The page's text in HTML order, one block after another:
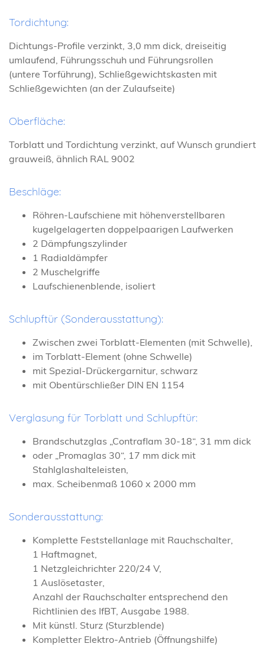
Tordichtung:
Dichtungs-Profile verzinkt, 3,0 mm dick, dreiseitig
umlaufend, Führungsschuh und Führungsrollen
(untere Torführung), Schließgewichtskasten mit
Schließgewichten (an der Zulaufseite)
Oberfläche:
Torblatt und Tordichtung verzinkt, auf Wunsch grundiert
grauweiß, ähnlich RAL 9002
Beschläge:
Röhren-Laufschiene mit höhenverstellbaren
kugelgelagerten doppelpaarigen Laufwerken
2 Dämpfungszylinder
1 Radialdämpfer
2 Muschelgriffe
Laufschienenblende, isoliert
Schlupftür (Sonderausstattung):
Zwischen zwei Torblatt-Elementen (mit Schwelle),
im Torblatt-Element (ohne Schwelle)
mit Spezial-Drückergarnitur, schwarz
mit Obentürschließer DIN EN 1154
Verglasung für Torblatt und Schlupftür:
Brandschutzglas „Contraflam 30-18“, 31 mm dick
oder „Promaglas 30“, 17 mm dick mit
Stahlglashalteleisten,
max. Scheibenmaß 1060 x 2000 mm
Sonderausstattung:
Komplette Feststellanlage mit Rauchschalter,
1 Haftmagnet,
1 Netzgleichrichter 220/24 V,
1 Auslösetaster,
Anzahl der Rauchschalter entsprechend den
Richtlinien des IfBT, Ausgabe 1988.
Mit künstl. Sturz (Sturzblende)
Kompletter Elektro-Antrieb (Öffnungshilfe)